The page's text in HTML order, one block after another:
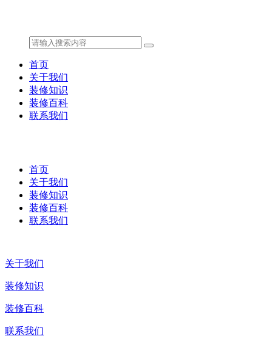
首页
关于我们
装修知识
装修百科
联系我们
首页
关于我们
装修知识
装修百科
联系我们
关于我们
装修知识
装修百科
联系我们